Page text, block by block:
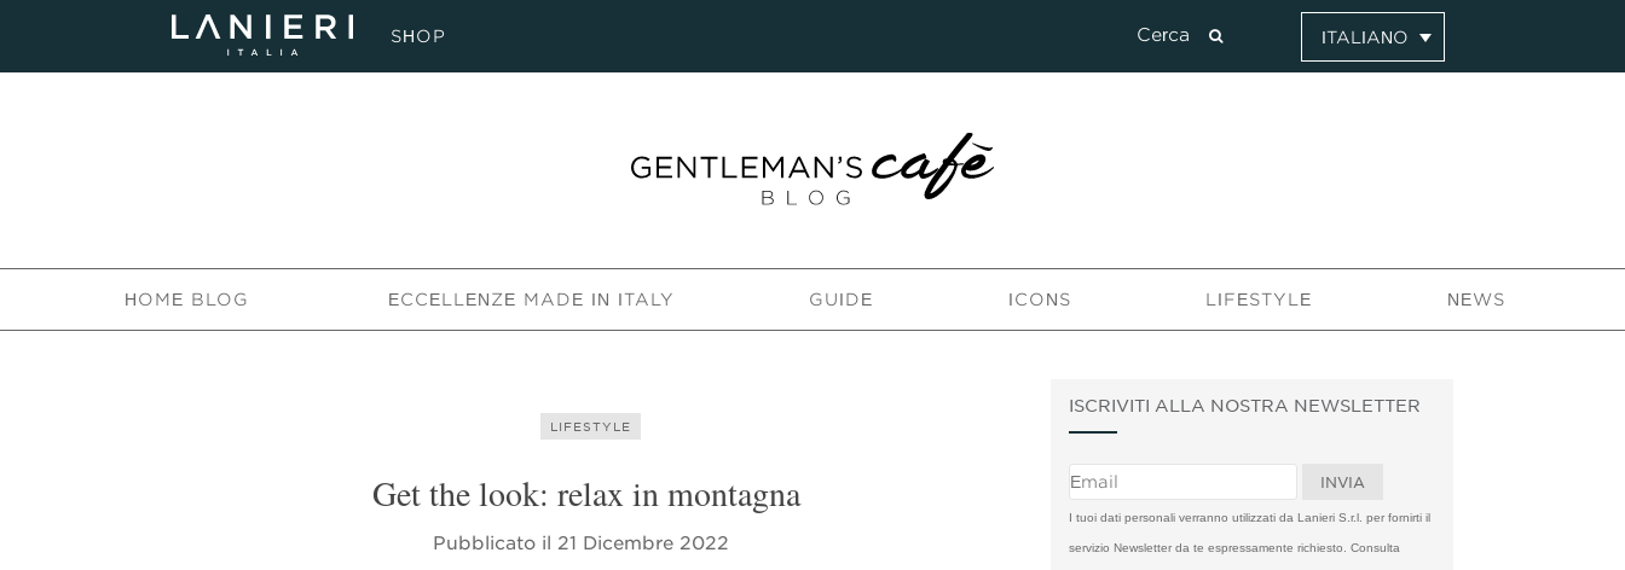
SHOP ITALIANO
HOME BLOG ECCELLENZE MADE IN ITALY GUIDE ICONS LIFESTYLE NEWS
LIFESTYLE
Get the look: relax in montagna
Pubblicato il 21 Dicembre 2022
ISCRIVITI ALLA NOSTRA NEWSLETTER
I tuoi dati personali verranno utilizzati da Lanieri S.r.l. per fornirti il
servizio Newsletter da te espressamente richiesto. Consulta